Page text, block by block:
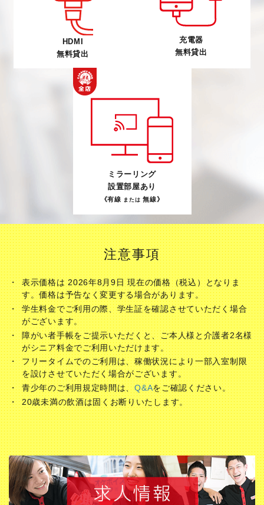
HDMI
無料貸出
充電器
無料貸出
ミラーリング
設置部屋あり
《有線 または 無線》
注意事項
表示価格は 2026年8月9日 現在の価格（税込）となりま
す。価格は予告なく変更する場合があります。
学生料金でご利用の際、学生証を確認させていただく場合
がございます。
障がい者手帳をご提示いただくと、ご本人様と介護者2名様
がシニア料金でご利用いただけます。
フリータイムでのご利用は、稼働状況により一部入室制限
を設けさせていただく場合がございます。
青少年のご利用規定時間は、Q&Aをご確認ください。
20歳未満の飲酒は固くお断りいたします。